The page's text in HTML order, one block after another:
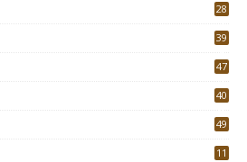
28
39
47
40
49
11